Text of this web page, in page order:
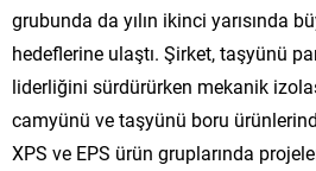
grubunda da yılın ikinci yarısında
hedeflerine ulaştı. Şirket, taşyünü
liderliğini sürdürürken mekanik
camyünü ve taşyünü boru
XPS ve EPS ürün gruplarında